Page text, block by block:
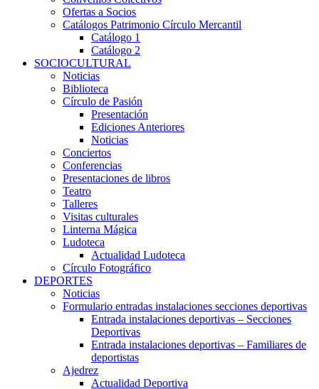
Ofertas a Socios
Catálogos Patrimonio Círculo Mercantil
Catálogo 1
Catálogo 2
SOCIOCULTURAL
Noticias
Biblioteca
Círculo de Pasión
Presentación
Ediciones Anteriores
Noticias
Conciertos
Conferencias
Presentaciones de libros
Teatro
Talleres
Visitas culturales
Linterna Mágica
Ludoteca
Actualidad Ludoteca
Círculo Fotográfico
DEPORTES
Noticias
Formulario entradas instalaciones secciones deportivas
Entrada instalaciones deportivas – Secciones
Deportivas
Entrada instalaciones deportivas – Familiares de
deportistas
Ajedrez
Actualidad Deportiva